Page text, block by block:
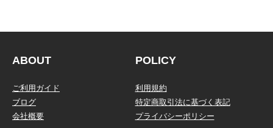
ABOUT
ご利用ガイド
ブログ
会社概要
POLICY
利用規約
特定商取引法に基づく表記
プライバシーポリシー